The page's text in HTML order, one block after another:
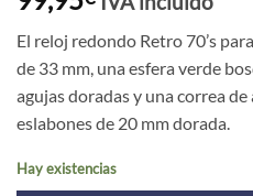
El reloj redondo Retro 70’s
de 33 mm, una esfera verde
agujas doradas y una correa
eslabones de 20 mm dorada.
Hay existencias